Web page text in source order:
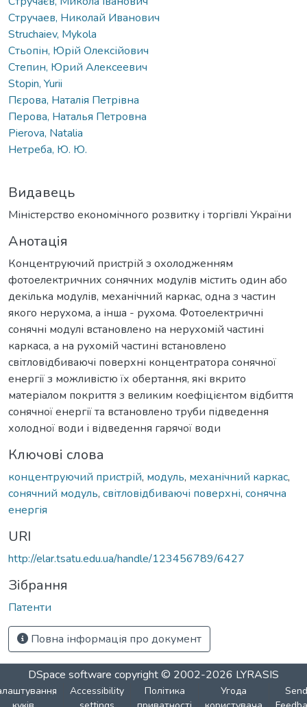
Стручаев, Николай Иванович
Struchaiev, Mykola
Стьопін, Юрій Олексійович
Степин, Юрий Алексеевич
Stopin, Yurii
Пєрова, Наталія Петрівна
Перова, Наталья Петровна
Pierova, Natalia
Нетреба, Ю. Ю.
Видавець
Міністерство економічного розвитку і торгівлі України
Анотація
Концентруючий пристрій з охолодженням
фотоелектричних сонячних модулів містить один або
декілька модулів, механічний каркас, одна з частин
якого нерухома, а інша - рухома. Фотоелектричні
сонячні модулі встановлено на нерухомій частині
каркаса, а на рухомій частині встановлено
світловідбиваючі поверхні концентратора сонячної
енергії з можливістю їх обертання, які вкрито
матеріалом покриття з великим коефіцієнтом відбиття
сонячної енергії та встановлено труби підведення
холодної води і відведення гарячої води
Ключові слова
концентруючий пристрій, модуль, механічний каркас,
сонячний модуль, світловідбиваючі поверхні, сонячна
енергія
URI
http://elar.tsatu.edu.ua/handle/123456789/6427
Зібрання
Патенти
Повна інформація про документ
DSpace software copyright © 2002-2026 LYRASIS
Accessibility
Політика
Угода
Send